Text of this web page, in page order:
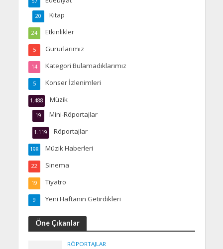
Kitap
20
Etkinlikler
24
Gururlarımız
5
Kategori Bulamadıklarımız
14
Konser İzlenimleri
5
Müzik
1.488
Mini-Röportajlar
19
Röportajlar
1.119
Müzik Haberleri
198
Sinema
22
Tiyatro
19
Yeni Haftanın Getirdikleri
9
Öne Çıkanlar
RÖPORTAJLAR